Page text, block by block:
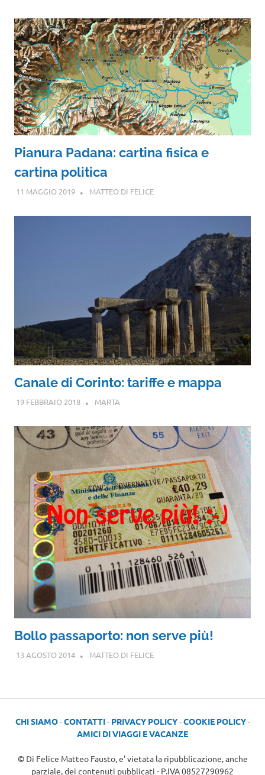
Pianura Padana: cartina fisica e
cartina politica
11 MAGGIO 2019 MATTEO DI FELICE
Canale di Corinto: tariffe e mappa
19 FEBBRAIO 2018 MARTA
Bollo passaporto: non serve più!
13 AGOSTO 2014 MATTEO DI FELICE
CHI SIAMO-CONTATTI- PRIVACY POLICY-COOKIE POLICY-
AMICI DI VIAGGI E VACANZE
© Di Felice Matteo Fausto, e' vietata la ripubblicazione, anche
parziale, dei contenuti pubblicati - P.IVA 08527290962